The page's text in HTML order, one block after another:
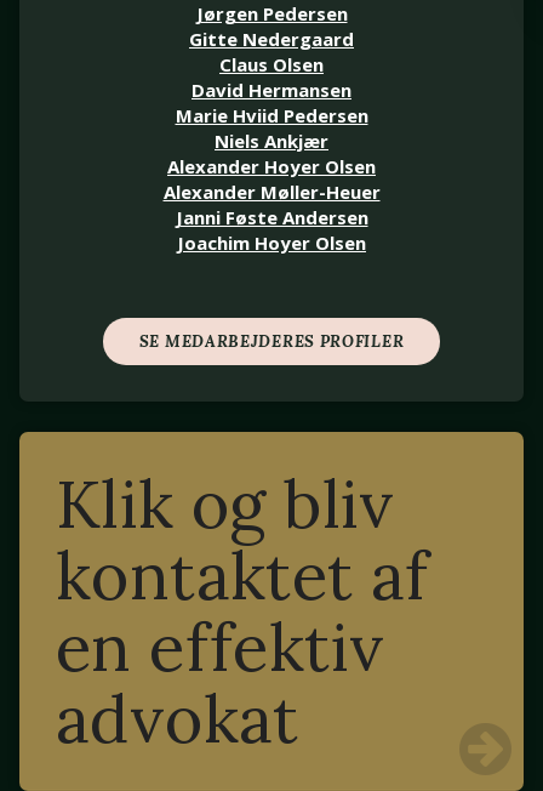
Jørgen Pedersen
Gitte Nedergaard
Claus Olsen
David Hermansen
Marie Hviid Pedersen
Niels Ankjær
Alexander Hoyer Olsen
Alexander Møller-Heuer
Janni Føste Andersen
Joachim Hoyer Olsen
SE MEDARBEJDERES PROFILER
Klik og bliv
kontaktet af
en effektiv
advokat